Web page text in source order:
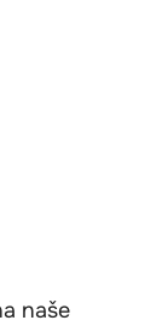
naše